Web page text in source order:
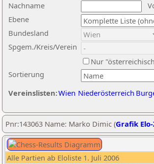
Nachname
Ebene
Sortierung
Bundesland
Spgem./Kreis/Verein
Nur
Vereinslisten:Wien Niederösterreich
Pnr:143063 Name: Marko Dimic (Grafik
Alle Partien ab Eloliste 1. Juli 2006